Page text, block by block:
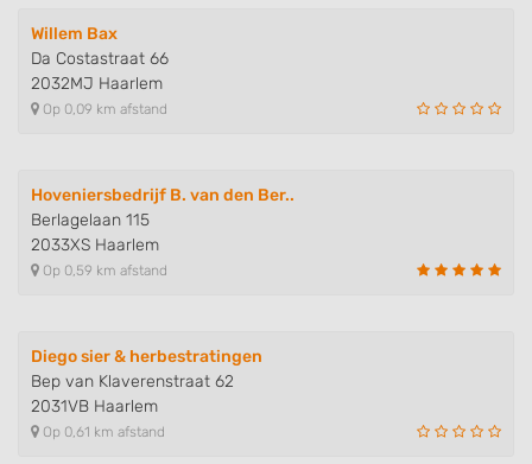
Willem Bax
Da Costastraat 66
2032MJ Haarlem
Op 0,09 km afstand
Hoveniersbedrijf B. van den Ber..
Berlagelaan 115
2033XS Haarlem
Op 0,59 km afstand
Diego sier & herbestratingen
Bep van Klaverenstraat 62
2031VB Haarlem
Op 0,61 km afstand